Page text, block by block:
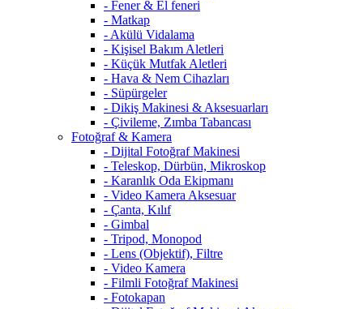
- Fener & El feneri
- Matkap
- Akülü Vidalama
- Kişisel Bakım Aletleri
- Küçük Mutfak Aletleri
- Hava & Nem Cihazları
- Süpürgeler
- Dikiş Makinesi & Aksesuarları
- Çivileme, Zımba Tabancası
Fotoğraf & Kamera
- Dijital Fotoğraf Makinesi
- Teleskop, Dürbün, Mikroskop
- Karanlık Oda Ekipmanı
- Video Kamera Aksesuar
- Çanta, Kılıf
- Gimbal
- Tripod, Monopod
- Lens (Objektif), Filtre
- Video Kamera
- Filmli Fotoğraf Makinesi
- Fotokapan